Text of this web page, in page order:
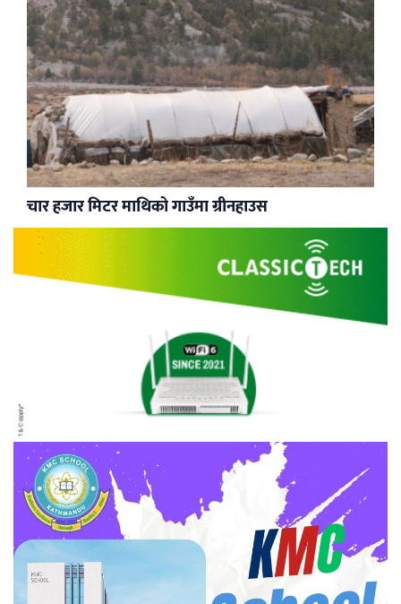
चार हजार मिटर माथिको गाउँमा ग्रीनहाउस